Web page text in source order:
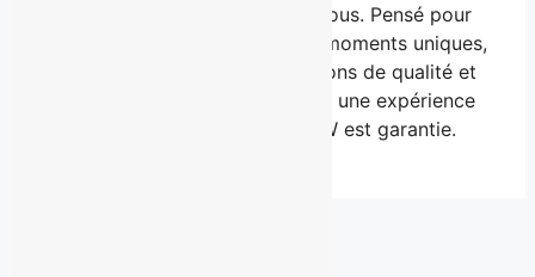
plaisir est toujours au rendez-vous. Pensé pour
provoquer des sourires et des moments uniques,
le centre mise sur des installations de qualité et
une équipe dévouée, pour offrir une expérience
client inoubliable où l’effet WOW est garantie.